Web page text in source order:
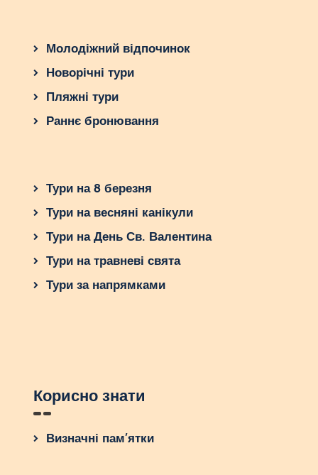
Молодіжний відпочинок
Новорічні тури
Пляжні тури
Раннє бронювання
Тури на 8 березня
Тури на весняні канікули
Тури на День Св. Валентина
Тури на травневі свята
Тури за напрямками
Корисно знати
Визначні пам’ятки